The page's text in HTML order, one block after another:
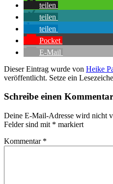
teilen
teilen
teilen
Pocket
E-Mail
Dieser Eintrag wurde von Heike
veröffentlicht. Setze ein
Schreibe einen Kommentar
Deine E-Mail-Adresse wird nicht
Felder sind mit * markiert
Kommentar *